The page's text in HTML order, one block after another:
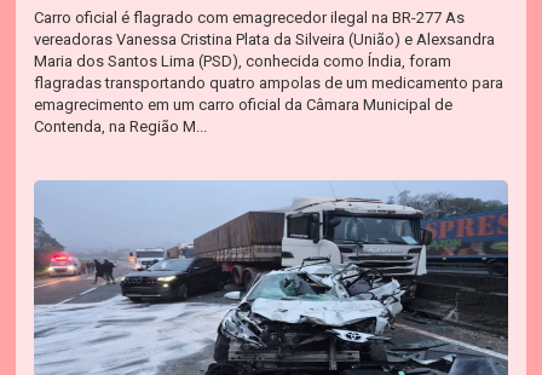
Carro oficial é flagrado com emagrecedor ilegal na BR-277 As
vereadoras Vanessa Cristina Plata da Silveira (União) e Alexsandra
Maria dos Santos Lima (PSD), conhecida como Índia, foram
flagradas transportando quatro ampolas de um medicamento para
emagrecimento em um carro oficial da Câmara Municipal de
Contenda, na Região M...